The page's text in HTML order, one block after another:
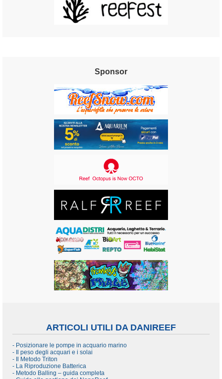
Sponsor
ARTICOLI UTILI DA DANIREEF
- Posizionare le pompe in acquario marino
- Il peso degli acquari e i solai
- Il Metodo Triton
- La Riproduzione Batterica
- Metodo Balling – guida completa